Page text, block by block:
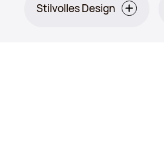
Stilvolles Design
Orange: